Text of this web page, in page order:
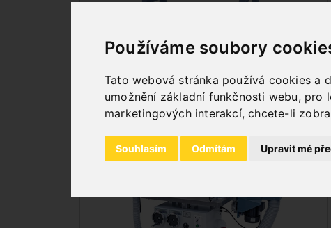
Používáme soubory
Tato webová stránka používá cookies a
umožnění základní funkčnosti webu, pro
marketingových interakcí,chcete-li
Souhlasím Odmítám Upravit mé
SOUSTRUHY NA DŘEVO